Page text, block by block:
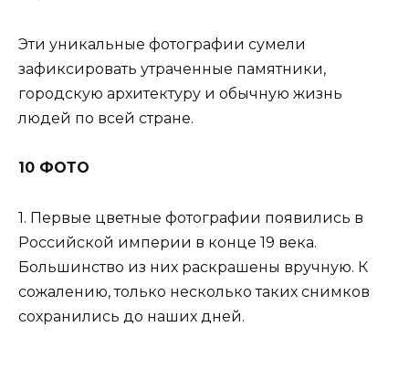
Эти уникальные фотографии сумели
зафиксировать утраченные памятники,
городскую архитектуру и обычную жизнь
людей по всей стране.
10 ФОТО
1. Первые цветные фотографии появились в
Российской империи в конце 19 века.
Большинство из них раскрашены вручную. К
сожалению, только несколько таких снимков
сохранились до наших дней.